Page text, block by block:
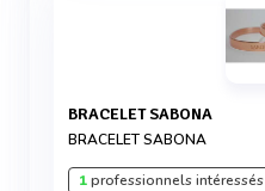
BRACELET SABONA
BRACELET SABONA
1professionnels intéressés